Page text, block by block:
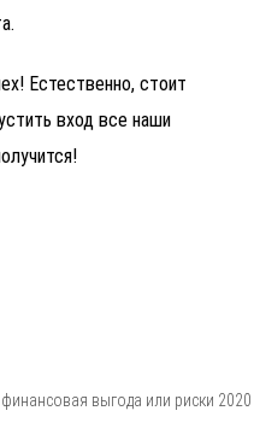
Естественно, стоит
вход все наши
выгода или риски 2020